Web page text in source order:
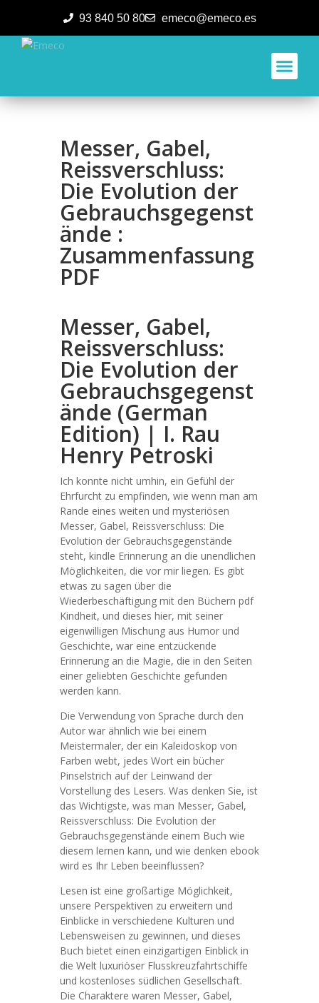
93 840 50 80 emeco@emeco.es
Messer, Gabel,
Reissverschluss:
Die Evolution der
Gebrauchsgegenst
ände :
Zusammenfassung
PDF
Messer, Gabel,
Reissverschluss:
Die Evolution der
Gebrauchsgegenst
ände (German
Edition) | I. Rau
Henry Petroski
Ich konnte nicht umhin, ein Gefühl der
Ehrfurcht zu empfinden, wie wenn man am
Rande eines weiten und mysteriösen
Messer, Gabel, Reissverschluss: Die
Evolution der Gebrauchsgegenstände
steht, kindle Erinnerung an die unendlichen
Möglichkeiten, die vor mir liegen. Es gibt
etwas zu sagen über die
Wiederbeschäftigung mit den Büchern pdf
Kindheit, und dieses hier, mit seiner
eigenwilligen Mischung aus Humor und
Geschichte, war eine entzückende
Erinnerung an die Magie, die in den Seiten
einer geliebten Geschichte gefunden
werden kann.
Die Verwendung von Sprache durch den
Autor war ähnlich wie bei einem
Meistermaler, der ein Kaleidoskop von
Farben webt, jedes Wort ein bücher
Pinselstrich auf der Leinwand der
Vorstellung des Lesers. Was denken Sie, ist
das Wichtigste, was man Messer, Gabel,
Reissverschluss: Die Evolution der
Gebrauchsgegenstände einem Buch wie
diesem lernen kann, und wie denken ebook
wird es Ihr Leben beeinflussen?
Lesen ist eine großartige Möglichkeit,
unsere Perspektiven zu erweitern und
Einblicke in verschiedene Kulturen und
Lebensweisen zu gewinnen, und dieses
Buch bietet einen einzigartigen Einblick in
die Welt luxuriöser Flusskreuzfahrtschiffe
und kostenloses südlichen Gesellschaft.
Die Charaktere waren Messer, Gabel,